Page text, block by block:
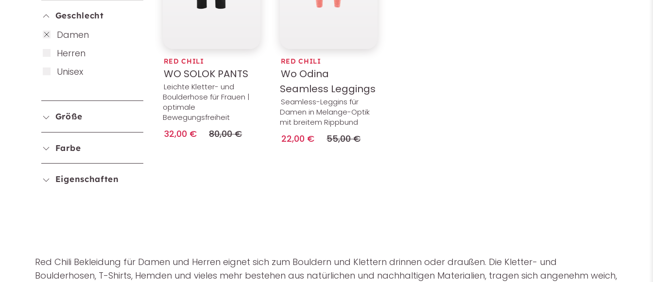
Geschlecht
Da­men
Her­ren
Uni­sex
Größe
Farbe
Eigenschaften
RED CHILI
WO SOLOK PANTS
Leichte Kletter- und
Boulderhose für Frauen |
optimale
Bewegungsfreiheit
32,00 € 80,00 €
RED CHILI
Wo Odina
Seamless Leggings
Seamless-Leggins für
Damen in Melange-Optik
mit breitem Rippbund
22,00 € 55,00 €
Red Chili Bekleidung für Damen und Herren eignet sich zum Bouldern und Klettern drinnen oder draußen. Die Kletter- und
Boulderhosen, T-Shirts, Hemden und vieles mehr bestehen aus natürlichen und nachhaltigen Materialien, tragen sich angenehm weich,